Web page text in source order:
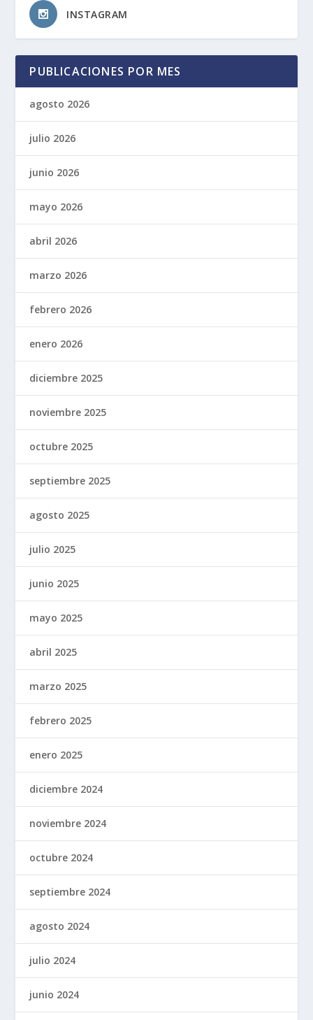
INSTAGRAM
PUBLICACIONES POR MES
agosto 2026
julio 2026
junio 2026
mayo 2026
abril 2026
marzo 2026
febrero 2026
enero 2026
diciembre 2025
noviembre 2025
octubre 2025
septiembre 2025
agosto 2025
julio 2025
junio 2025
mayo 2025
abril 2025
marzo 2025
febrero 2025
enero 2025
diciembre 2024
noviembre 2024
octubre 2024
septiembre 2024
agosto 2024
julio 2024
junio 2024